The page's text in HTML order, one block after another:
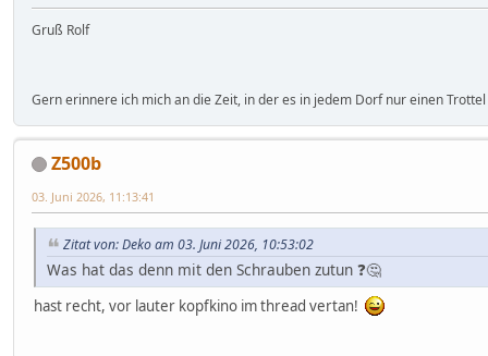
Gruß Rolf
Gern erinnere ich mich an die Zeit, in der es in jedem Dorf nur einen
Z500b
03. Juni 2026, 11:13:41
Zitat von: Deko am 03. Juni 2026, 10:53:02
Was hat das denn mit den Schrauben zutun ❓🤔
hast recht, vor lauter kopfkino im thread vertan!